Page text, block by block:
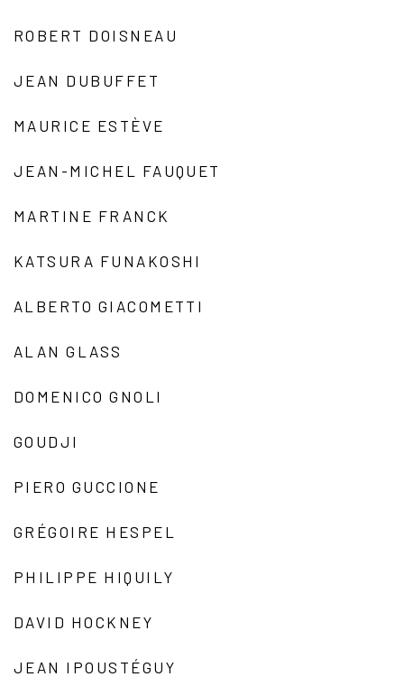
ROBERT DOISNEAU
JEAN DUBUFFET
MAURICE ESTÈVE
JEAN-MICHEL FAUQUET
MARTINE FRANCK
KATSURA FUNAKOSHI
ALBERTO GIACOMETTI
ALAN GLASS
DOMENICO GNOLI
GOUDJI
PIERO GUCCIONE
GRÉGOIRE HESPEL
PHILIPPE HIQUILY
DAVID HOCKNEY
JEAN IPOUSTÉGUY